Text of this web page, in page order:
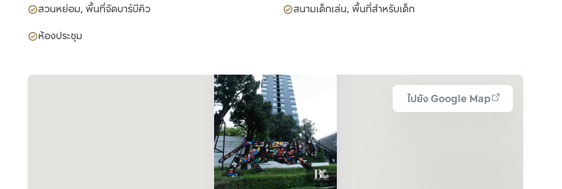
สวนหย่อม, พื้นที่จัดบาร์บีคิว
สนามเด็กเล่น, พื้นที่สำหรับเด็ก
ห้องประชุม
ไปยัง Google Map